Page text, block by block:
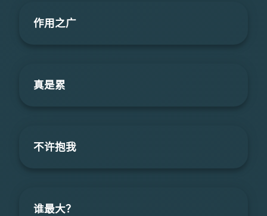
作用之广
真是累
不许抱我
谁最大？